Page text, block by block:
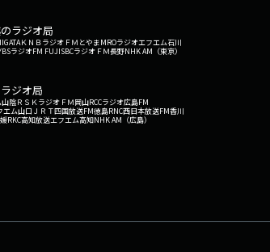
ラジオ局
ＫＮＢラジオ ＦＭとやまMROラジオエフエム石川
ラジオFM FUJISBCラジオ ＦＭ長野NHK AM（東京）
ジオ局
陰ＲＳＫラジオ ＦＭ岡山RCCラジオ広島FM
エム山口 ＪＲＴ四国放送FM徳島RNC西日本放送FM香川
RKC高知放送エフエム高知NHK AM（広島）